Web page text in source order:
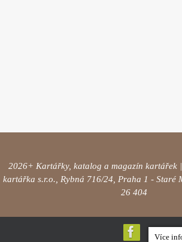
2026+ Kartářky, katalog a magazín kartářek
kartářka s.r.o., Rybná 716/24, Praha 1 - Staré
26 404
Více